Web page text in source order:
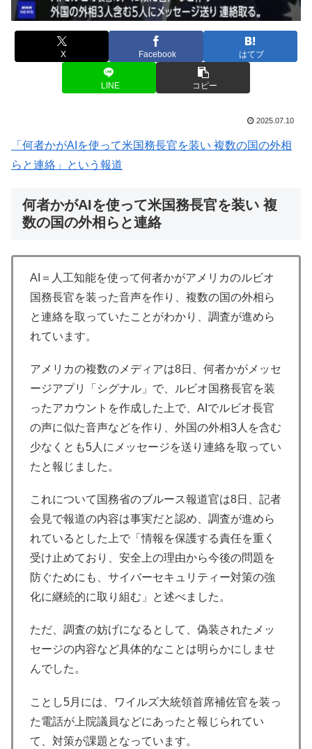
X Facebook はてブ
LINE コピー
2025.07.10
「何者かがAIを使って米国務長官を装い 複数の国の外相
らと連絡」という報道
何者かがAIを使って米国務長官を装い 複
数の国の外相らと連絡
AI＝人工知能を使って何者かがアメリカのルビオ
国務長官を装った音声を作り、複数の国の外相ら
と連絡を取っていたことがわかり、調査が進めら
れています。
アメリカの複数のメディアは8日、何者かがメッセ
ージアプリ「シグナル」で、ルビオ国務長官を装
ったアカウントを作成した上で、AIでルビオ長官
の声に似た音声などを作り、外国の外相3人を含む
少なくとも5人にメッセージを送り連絡を取ってい
たと報じました。
これについて国務省のブルース報道官は8日、記者
会見で報道の内容は事実だと認め、調査が進めら
れているとした上で「情報を保護する責任を重く
受け止めており、安全上の理由から今後の問題を
防ぐためにも、サイバーセキュリティー対策の強
化に継続的に取り組む」と述べました。
ただ、調査の妨げになるとして、偽装されたメッ
セージの内容など具体的なことは明らかにしませ
んでした。
ことし5月には、ワイルズ大統領首席補佐官を装っ
た電話が上院議員などにあったと報じられてい
て、対策が課題となっています。